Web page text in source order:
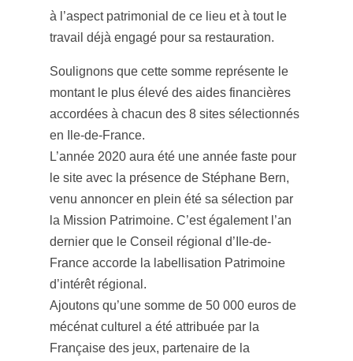
à l’aspect patrimonial de ce lieu et à tout le
travail déjà engagé pour sa restauration.
Soulignons que cette somme représente le
montant le plus élevé des aides financières
accordées à chacun des 8 sites sélectionnés
en Ile-de-France.
L’année 2020 aura été une année faste pour
le site avec la présence de Stéphane Bern,
venu annoncer en plein été sa sélection par
la Mission Patrimoine. C’est également l’an
dernier que le Conseil régional d’Ile-de-
France accorde la labellisation Patrimoine
d’intérêt régional.
Ajoutons qu’une somme de 50 000 euros de
mécénat culturel a été attribuée par la
Française des jeux, partenaire de la